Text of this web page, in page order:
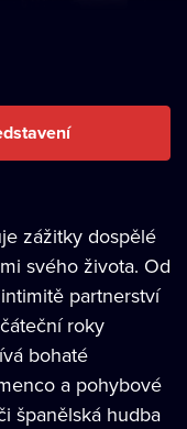
zážitky dospělé
svého života. Od
partnerství
roky
bohaté
a pohybové
španělská hudba